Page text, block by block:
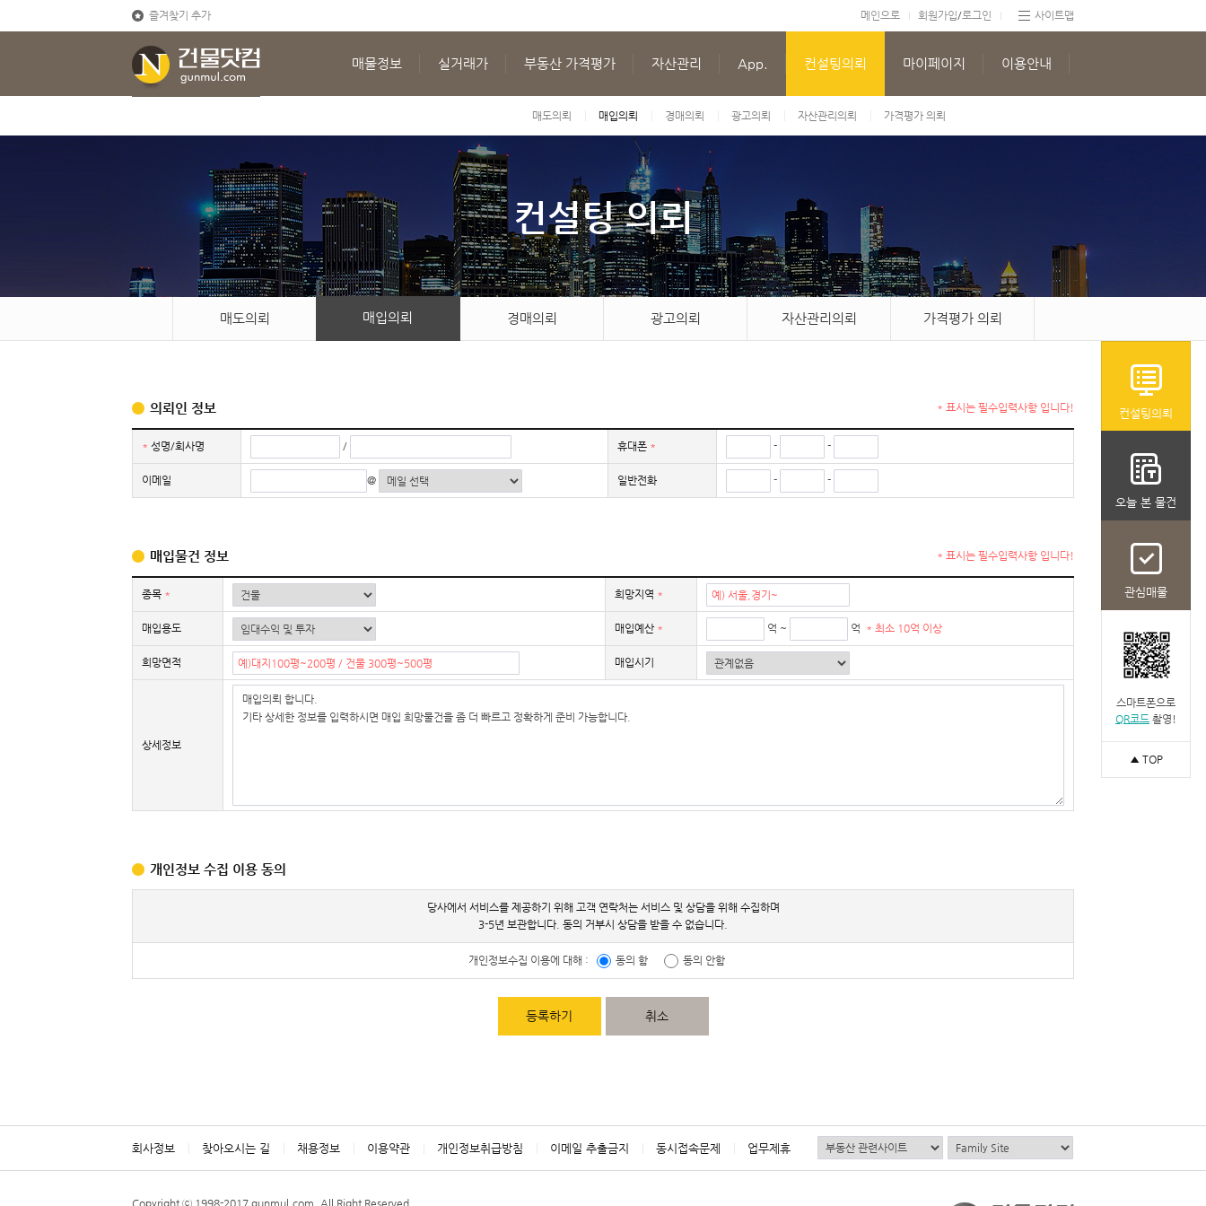
즐겨찾기 추가 메인으로 회원가입/로그인 사이트맵
매물정보 실거래가 부동산 가격평가 자산관리 App. 컨설팅의뢰
매도의뢰 매입의뢰 경매의뢰 광고의뢰 자산관리의뢰 가격평가 의뢰
마이페이지 이용안내
컨설팅 의뢰
매도의뢰 매입의뢰 경매의뢰 광고의뢰 자산관리의뢰 가격평가 의뢰
의뢰인 정보 * 표시는 필수입력사항 입니다!
* 성명/회사명 / 휴대폰 * - -
이메일 @ 일반전화 - -
매입물건 정보 * 표시는 필수입력사항 입니다!
종목 * 희망지역 *
매입용도 매입예산 * 억 ~ 억 * 최소 10억 이상
희망면적 매입시기
상세정보
개인정보 수집 이용 동의
당사에서 서비스를 제공하기 위해 고객 연락처는 서비스 및 상담을 위해 수집하며
3-5년 보관합니다. 동의 거부시 상담을 받을 수 없습니다.
개인정보수집 이용에 대해 : 동의 함 동의 안함
등록하기 취소
회사정보 찾아오시는 길 채용정보 이용약관 개인정보취급방침 이메일 추출금지 동시접속문제 업무제휴
Copyright ⓒ 1998-2017 gunmul.com. All Right Reserved.
컨설팅의뢰
오늘 본 물건
관심매물
스마트폰으로
QR코드 촬영!
▲ TOP